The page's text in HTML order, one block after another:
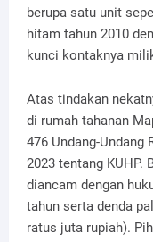
berupa satu unit
hitam tahun 2010
kunci kontaknya
Atas tindakan
di rumah tahanan
476 Undang-Undang
2023 tentang KUHP.
diancam dengan
tahun serta denda
ratus juta rupiah).